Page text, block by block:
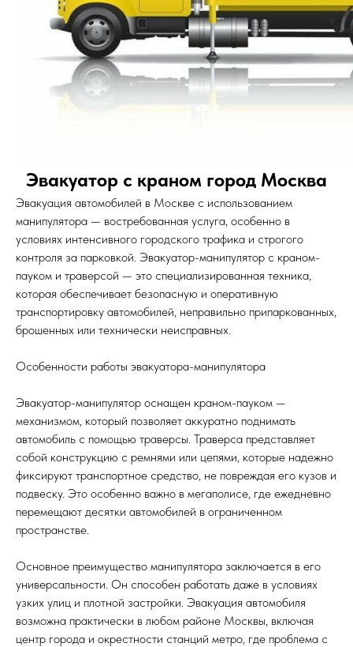
Эвакуатор с краном город Москва
Эвакуация автомобилей в Москве с использованием
манипулятора — востребованная услуга, особенно в
условиях интенсивного городского трафика и строгого
контроля за парковкой. Эвакуатор-манипулятор с краном-
пауком и траверсой — это специализированная техника,
которая обеспечивает безопасную и оперативную
транспортировку автомобилей, неправильно припаркованных,
брошенных или технически неисправных.
Особенности работы эвакуатора-манипулятора
Эвакуатор-манипулятор оснащен краном-пауком —
механизмом, который позволяет аккуратно поднимать
автомобиль с помощью траверсы. Траверса представляет
собой конструкцию с ремнями или цепями, которые надежно
фиксируют транспортное средство, не повреждая его кузов и
подвеску. Это особенно важно в мегаполисе, где ежедневно
перемещают десятки автомобилей в ограниченном
пространстве.
Основное преимущество манипулятора заключается в его
универсальности. Он способен работать даже в условиях
узких улиц и плотной застройки. Эвакуация автомобиля
возможна практически в любом районе Москвы, включая
центр города и окрестности станций метро, где проблема с